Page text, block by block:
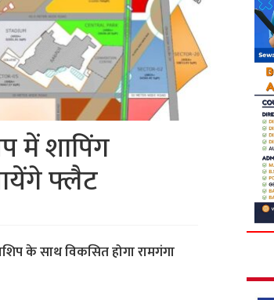
में शापिंग
फ्लैट
के साथ विकसित होगा रामगंगा